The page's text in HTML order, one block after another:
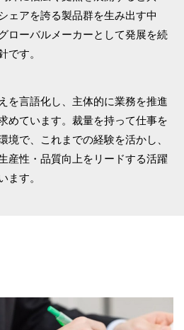
ェアを誇る製品群を生み出す中
ローバルメーカーとして発展を続
です。
を言語化し、主体的に業務を推進
めています。裁量を持って仕事を
境で、これまでの経験を活かし、
産性・品質向上をリードする活躍
ます。